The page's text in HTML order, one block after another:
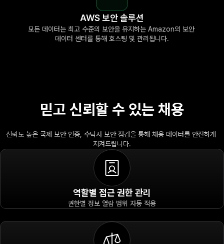
AWS 보안 솔루션
모든 데이터는 최고 수준의 보안을 유지하는 Amazon의 보안
데이터 센터를 통해 호스팅 및 관리됩니다.
믿고 신뢰할 수 있는 채용
신뢰도 높은 국제 보안 인증, 수탁사 보안 점검을 통해 채용 데이터를 안전하게
지켜드립니다.
역할별 접근 권한 관리
권한별 정보 열람 범위 자동 적용